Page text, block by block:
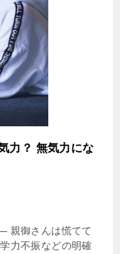
力？ 無気力にな
親御さんは慌てて
力不振などの明確